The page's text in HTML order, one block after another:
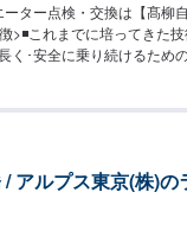
ター点検・交換は【髙柳
>◾これまでに培ってきた
く･安全に乗り続けるため
い…などのご相談もお気
)納期は前後する場合がござ
代車をご用意していま
燃料代はお客様にご負担い
アルプス東京(株)の